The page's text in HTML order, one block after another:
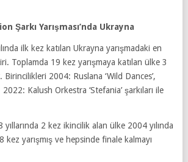
Şarkı Yarışması’nda Ukrayna
ilk kez katılan Ukrayna yarışmadaki en
Toplamda 19 kez yarışmaya katılan ülke 3
Birincilikleri 2004: Ruslana ‘Wild Dances’,
2022: Kalush Orkestra ‘Stefania’ şarkıları ile
2 kez ikincilik alan ülke 2004 yılında
kez yarışmış ve hepsinde finale kalmayı